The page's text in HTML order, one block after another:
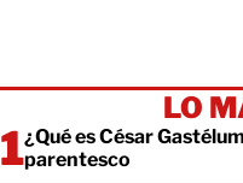
LO
¿Qué es César
parentesco